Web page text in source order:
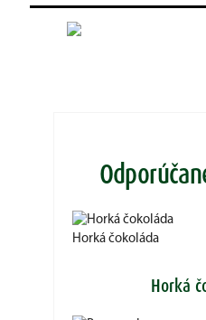
Horká čokoláda
Horká